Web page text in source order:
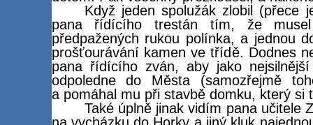
Když jeden spolužák zlobil (přece
pana řídícího trestán tím, že
předpažených rukou polínka, a jednou
prošťourávání kamen ve třídě. Dodnes
pana řídícího zván, aby jako
odpoledne do Města (samozřejmě
a pomáhal mu při stavbě domku, který si
Také úplně jinak vidím pana učitele